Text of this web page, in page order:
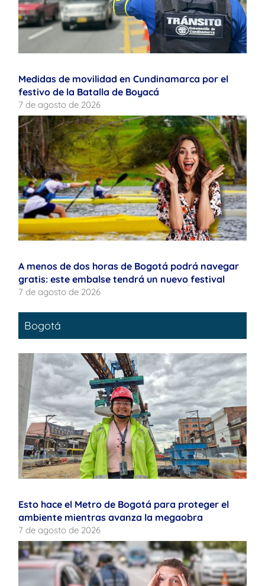
Medidas de movilidad en Cundinamarca por el
festivo de la Batalla de Boyacá
7 de agosto de 2026
A menos de dos horas de Bogotá podrá navegar
gratis: este embalse tendrá un nuevo festival
7 de agosto de 2026
Bogotá
Esto hace el Metro de Bogotá para proteger el
ambiente mientras avanza la megaobra
7 de agosto de 2026